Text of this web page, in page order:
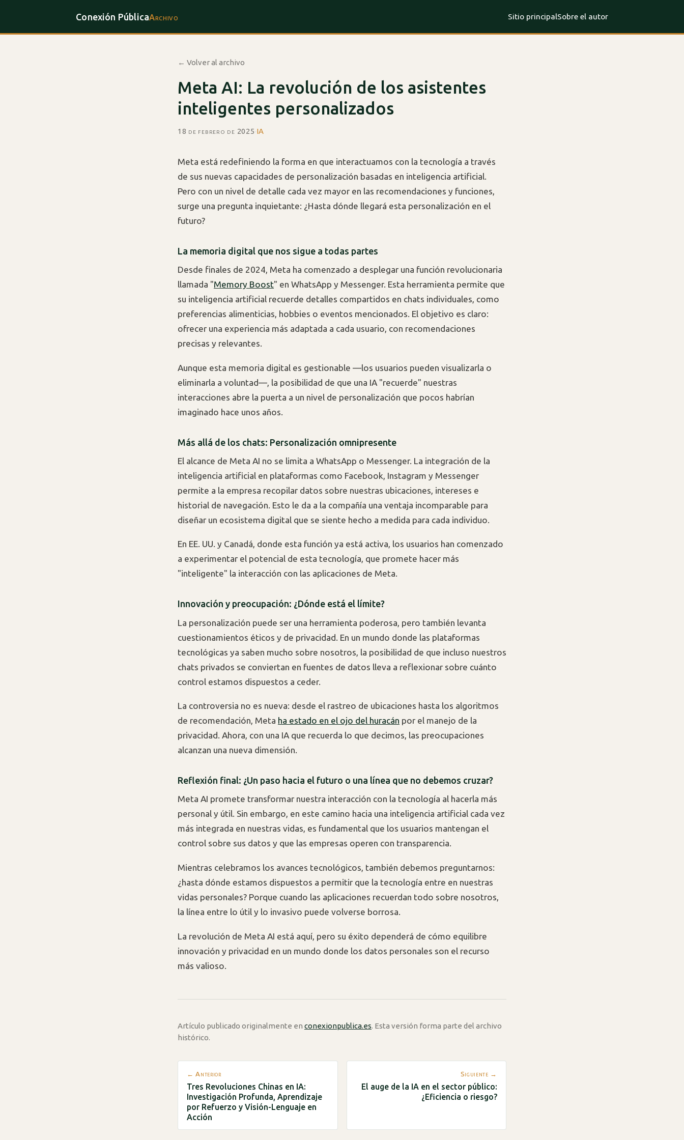
Conexión PúblicaArchivo Sitio principalSobre el autor
← Volver al archivo
Meta AI: La revolución de los asistentes
inteligentes personalizados
18 de febrero de 2025·IA
Meta está redefiniendo la forma en que interactuamos con la tecnología a través
de sus nuevas capacidades de personalización basadas en inteligencia artificial.
Pero con un nivel de detalle cada vez mayor en las recomendaciones y funciones,
surge una pregunta inquietante: ¿Hasta dónde llegará esta personalización en el
futuro?
La memoria digital que nos sigue a todas partes
Desde finales de 2024, Meta ha comenzado a desplegar una función revolucionaria
llamada "Memory Boost" en WhatsApp y Messenger. Esta herramienta permite que
su inteligencia artificial recuerde detalles compartidos en chats individuales, como
preferencias alimenticias, hobbies o eventos mencionados. El objetivo es claro:
ofrecer una experiencia más adaptada a cada usuario, con recomendaciones
precisas y relevantes.
Aunque esta memoria digital es gestionable —los usuarios pueden visualizarla o
eliminarla a voluntad—, la posibilidad de que una IA "recuerde" nuestras
interacciones abre la puerta a un nivel de personalización que pocos habrían
imaginado hace unos años.
Más allá de los chats: Personalización omnipresente
El alcance de Meta AI no se limita a WhatsApp o Messenger. La integración de la
inteligencia artificial en plataformas como Facebook, Instagram y Messenger
permite a la empresa recopilar datos sobre nuestras ubicaciones, intereses e
historial de navegación. Esto le da a la compañía una ventaja incomparable para
diseñar un ecosistema digital que se siente hecho a medida para cada individuo.
En EE. UU. y Canadá, donde esta función ya está activa, los usuarios han comenzado
a experimentar el potencial de esta tecnología, que promete hacer más
"inteligente" la interacción con las aplicaciones de Meta.
Innovación y preocupación: ¿Dónde está el límite?
La personalización puede ser una herramienta poderosa, pero también levanta
cuestionamientos éticos y de privacidad. En un mundo donde las plataformas
tecnológicas ya saben mucho sobre nosotros, la posibilidad de que incluso nuestros
chats privados se conviertan en fuentes de datos lleva a reflexionar sobre cuánto
control estamos dispuestos a ceder.
La controversia no es nueva: desde el rastreo de ubicaciones hasta los algoritmos
de recomendación, Meta ha estado en el ojo del huracán por el manejo de la
privacidad. Ahora, con una IA que recuerda lo que decimos, las preocupaciones
alcanzan una nueva dimensión.
Reflexión final: ¿Un paso hacia el futuro o una línea que no debemos cruzar?
Meta AI promete transformar nuestra interacción con la tecnología al hacerla más
personal y útil. Sin embargo, en este camino hacia una inteligencia artificial cada vez
más integrada en nuestras vidas, es fundamental que los usuarios mantengan el
control sobre sus datos y que las empresas operen con transparencia.
Mientras celebramos los avances tecnológicos, también debemos preguntarnos:
¿hasta dónde estamos dispuestos a permitir que la tecnología entre en nuestras
vidas personales? Porque cuando las aplicaciones recuerdan todo sobre nosotros,
la línea entre lo útil y lo invasivo puede volverse borrosa.
La revolución de Meta AI está aquí, pero su éxito dependerá de cómo equilibre
innovación y privacidad en un mundo donde los datos personales son el recurso
más valioso.
Artículo publicado originalmente en conexionpublica.es. Esta versión forma parte del archivo
histórico.
← Anterior
Tres Revoluciones Chinas en IA:
Investigación Profunda, Aprendizaje
por Refuerzo y Visión-Lenguaje en
Acción
Siguiente →
El auge de la IA en el sector público:
¿Eficiencia o riesgo?